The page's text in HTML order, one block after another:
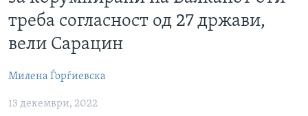
содржина
Премини
до
страната
навигација
САД
МАКЕДОНИЈА
ЕКОНОМИЈА
ПОЛИТИКА
ФОТОГАЛЕРИИ
ДОКУМЕНТАРЦИ
NEWSFLASH - АРХИВА
ВЕСТИ ОД САД ВО МИНУТА - АРХИВА
треба согласност од 27 држави,
вели Сарацин
Милена Ѓорѓиевска
13 декември, 2022